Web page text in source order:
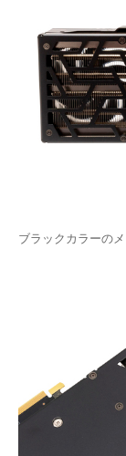
ブラックカラーの